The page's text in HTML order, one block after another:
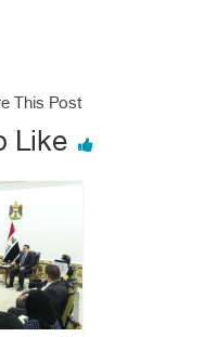
This Post:
Like